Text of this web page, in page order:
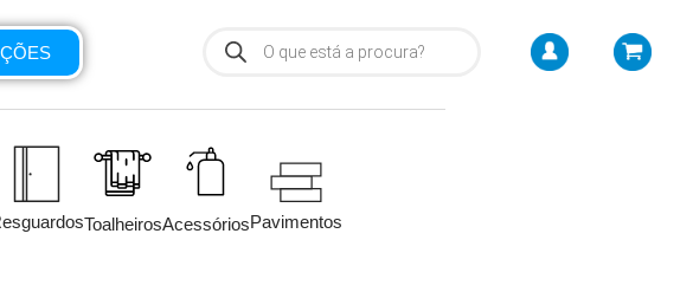
ToalheirosAcessóriosPavimentos